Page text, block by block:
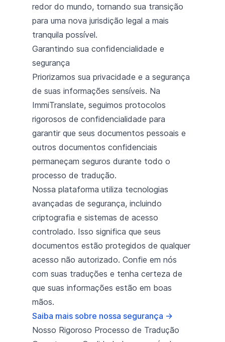
redor do mundo, tornando sua transição
para uma nova jurisdição legal a mais
tranquila possível.
Garantindo sua confidencialidade e
segurança
Priorizamos sua privacidade e a segurança
de suas informações sensíveis. Na
ImmiTranslate, seguimos protocolos
rigorosos de confidencialidade para
garantir que seus documentos pessoais e
outros documentos confidenciais
permaneçam seguros durante todo o
processo de tradução.
Nossa plataforma utiliza tecnologias
avançadas de segurança, incluindo
criptografia e sistemas de acesso
controlado. Isso significa que seus
documentos estão protegidos de qualquer
acesso não autorizado. Confie em nós
com suas traduções e tenha certeza de
que suas informações estão em boas
mãos.
Saiba mais sobre nossa segurança →
Nosso Rigoroso Processo de Tradução